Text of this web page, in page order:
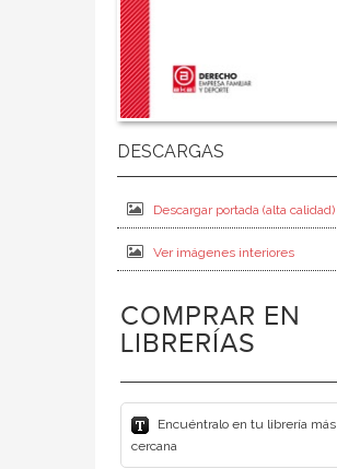
Descargar portada (alta calidad)
Ver imágenes interiores
COMPRAR EN
LIBRERÍAS
Encuéntralo en tu librería más
cercana